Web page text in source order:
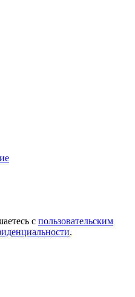
с пользовательским
.